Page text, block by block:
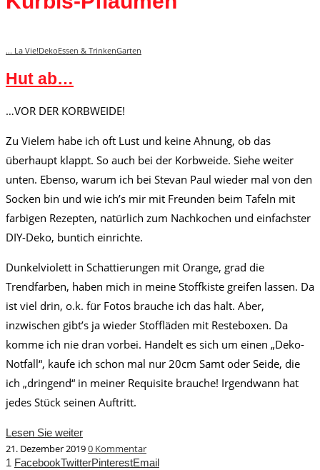
... La Vie!DekoEssen & TrinkenGarten
Hut ab…
…VOR DER KORBWEIDE!
Zu Vielem habe ich oft Lust und keine Ahnung, ob das
überhaupt klappt. So auch bei der Korbweide. Siehe weiter
unten. Ebenso, warum ich bei Stevan Paul wieder mal von den
Socken bin und wie ich’s mir mit Freunden beim Tafeln mit
farbigen Rezepten, natürlich zum Nachkochen und einfachster
DIY-Deko, buntich einrichte.
Dunkelviolett in Schattierungen mit Orange, grad die
Trendfarben, haben mich in meine Stoffkiste greifen lassen. Da
ist viel drin, o.k. für Fotos brauche ich das halt. Aber,
inzwischen gibt’s ja wieder Stoffläden mit Resteboxen. Da
komme ich nie dran vorbei. Handelt es sich um einen „Deko-
Notfall“, kaufe ich schon mal nur 20cm Samt oder Seide, die
ich „dringend“ in meiner Requisite brauche! Irgendwann hat
jedes Stück seinen Auftritt.
Lesen Sie weiter
21. Dezember 20190 Kommentar
1 FacebookTwitterPinterestEmail